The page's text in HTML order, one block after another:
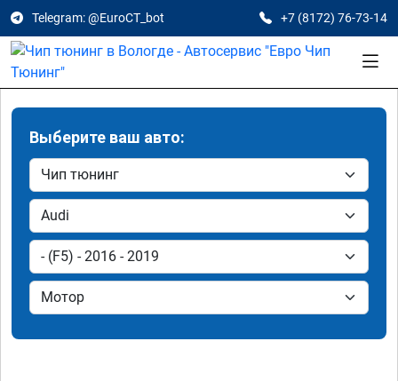
Telegram: @EuroCT_bot +7 (8172) 76-73-14
Выберите ваш авто: